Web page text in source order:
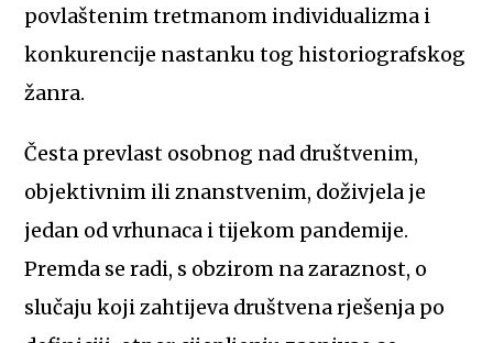
povlaštenim tretmanom individualizma i
konkurencije nastanku tog historiografskog
žanra.
Česta prevlast osobnog nad društvenim,
objektivnim ili znanstvenim, doživjela je
jedan od vrhunaca i tijekom pandemije.
Premda se radi, s obzirom na zaraznost, o
slučaju koji zahtijeva društvena rješenja po